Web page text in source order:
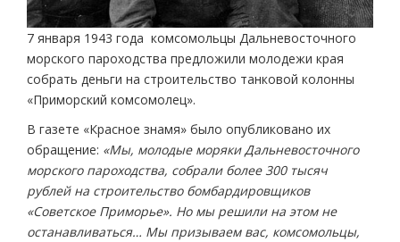
7 января 1943 года комсомольцы Дальневосточного
морского пароходства предложили молодежи края
собрать деньги на строительство танковой колонны
«Приморский комсомолец».
В газете «Красное знамя» было опубликовано их
обращение: «Мы, молодые моряки Дальневосточного
морского пароходства, собрали более 300 тысяч
рублей на строительство бомбардировщиков
«Советское Приморье». Но мы решили на этом не
останавливаться… Мы призываем вас, комсомольцы,